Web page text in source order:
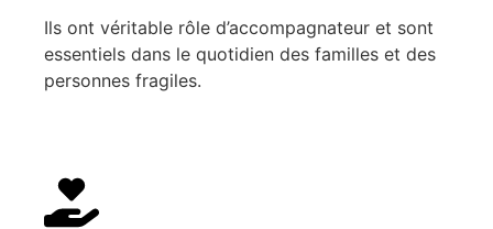
Ils ont véritable rôle d’accompagnateur et sont
essentiels dans le quotidien des familles et des
personnes fragiles.